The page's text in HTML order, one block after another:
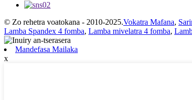
© Zo rehetra voatokana - 2010-2025.Vokatra Mafana,
Lamba Spandex 4 fomba, Lamba mivelatra 4 fomba,
Mandefasa Mailaka
x